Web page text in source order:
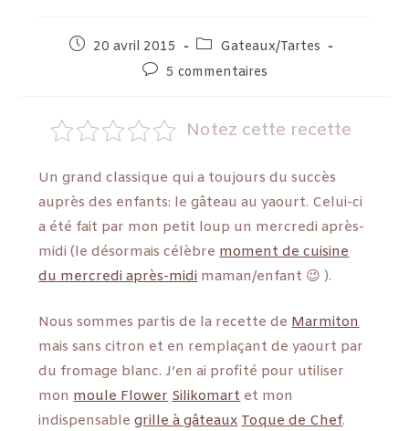
20 avril 2015
Gateaux/Tartes
5 commentaires
Notez cette recette
Un grand classique qui a toujours du succès
auprès des enfants: le gâteau au yaourt. Celui-ci
a été fait par mon petit loup un mercredi après-
midi (le désormais célèbremoment de cuisine
du mercredi après-midimaman/enfant 😉 ).
Nous sommes partis de la recette de Marmiton
mais sans citron et en remplaçant de yaourt par
du fromage blanc. J’en ai profité pour utiliser
mon moule Flower Silikomart et mon
indispensablegrille à gâteaux Toque de Chef.